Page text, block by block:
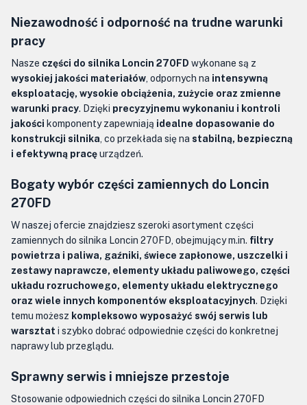
Niezawodność i odporność na trudne warunki
pracy
Nasze części do silnika Loncin 270FD wykonane są z
wysokiej jakości materiałów , odpornych na intensywną
eksploatację, wysokie obciążenia, zużycie oraz zmienne
warunki pracy. Dzięki precyzyjnemu wykonaniu i kontroli
jakości komponenty zapewniają idealne dopasowanie do
konstrukcji silnika , co przekłada się na stabilną, bezpieczną
i efektywną pracęurządzeń.
Bogaty wybór części zamiennych do Loncin
270FD
W naszej ofercie znajdziesz szeroki asortyment części
zamiennych do silnika Loncin 270FD, obejmujący m.in. filtry
powietrza i paliwa, gaźniki, świece zapłonowe, uszczelki i
zestawy naprawcze, elementy układu paliwowego, części
układu rozruchowego, elementy układu elektrycznego
oraz wiele innych komponentów eksploatacyjnych. Dzięki
temu możesz kompleksowo wyposażyć swój serwis lub
warsztat i szybko dobrać odpowiednie części do konkretnej
naprawy lub przeglądu.
Sprawny serwis i mniejsze przestoje
Stosowanie odpowiednich części do silnika Loncin 270FD